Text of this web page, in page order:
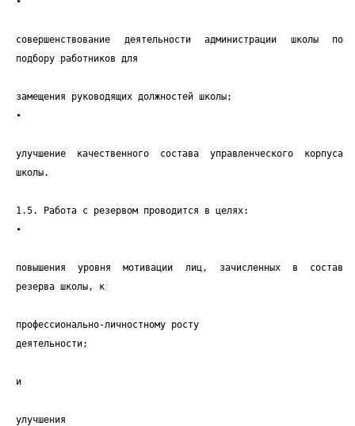
совершенствование деятельности администрации школы по
подбору работников для
замещения руководящих должностей школы;
•
улучшение качественного состава управленческого корпуса
школы.
1.5. Работа с резервом проводится в целях:
•
повышения уровня мотивации лиц, зачисленных в состав
резерва школы, к
профессионально-личностному росту
деятельности;
и
улучшения